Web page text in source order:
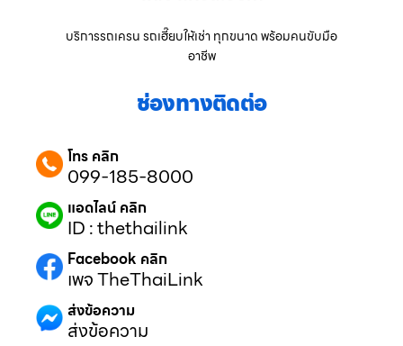
บริการรถเครน รถเฮี๊ยบให้เช่า ทุกขนาด พร้อมคนขับมือ
อาชีพ
ช่องทางติดต่อ
โทร คลิก
099-185-8000
แอดไลน์ คลิก
ID : thethailink
Facebook คลิก
เพจ TheThaiLink
ส่งข้อความ
ส่งข้อความ